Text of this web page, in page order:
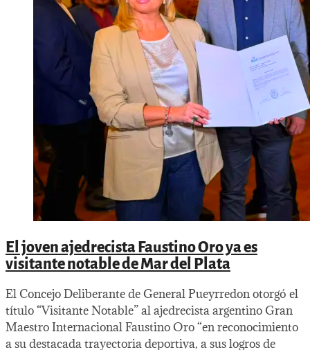
El joven ajedrecista Faustino Oro ya es
visitante notable de Mar del Plata
El Concejo Deliberante de General Pueyrredon otorgó el
título “Visitante Notable” al ajedrecista argentino Gran
Maestro Internacional Faustino Oro “en reconocimiento
a su destacada trayectoria deportiva, a sus logros de